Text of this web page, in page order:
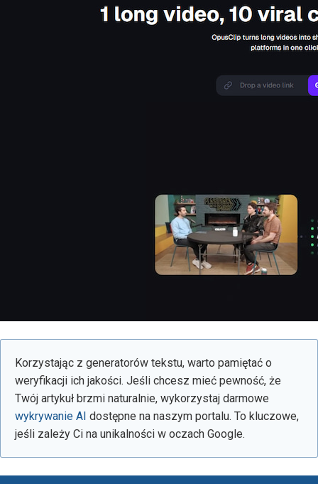
Korzystając z generatorów tekstu, warto pamiętać o
weryfikacji ich jakości. Jeśli chcesz mieć pewność, że
Twój artykuł brzmi naturalnie, wykorzystaj darmowe
wykrywanie AI dostępne na naszym portalu. To kluczowe,
jeśli zależy Ci na unikalności w oczach Google.